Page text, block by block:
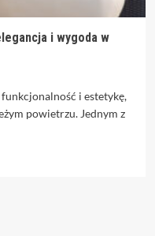
i wygoda w
funkcjonalność i estetykę,
powietrzu. Jednym z